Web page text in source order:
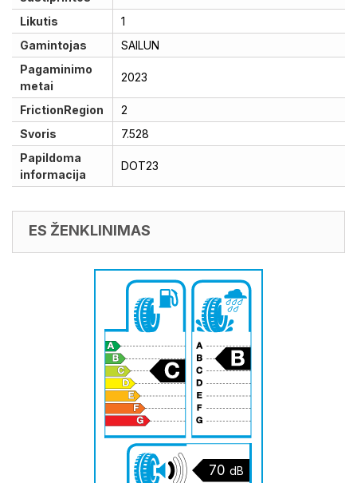
Likutis
1
Gamintojas
SAILUN
Pagaminimo
metai
2023
FrictionRegion
2
Svoris
7.528
Papildoma
informacija
DOT23
ES ŽENKLINIMAS
70 dB